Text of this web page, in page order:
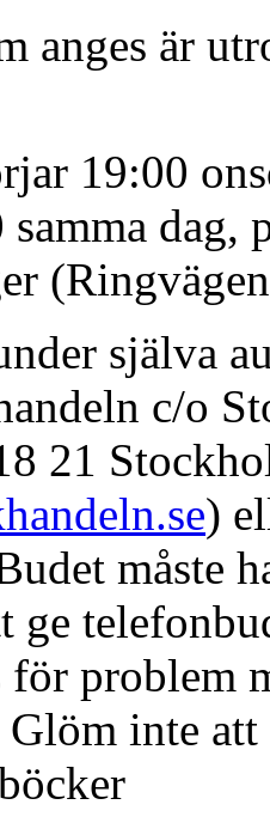
anges är
19:00
dag,
själva
c/o
21
)
måste
ge
för problem
inte